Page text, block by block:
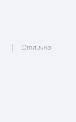
Отлично